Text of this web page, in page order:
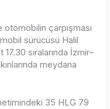
otomobilin çarpışması
sürücüsü Halil
sıralarında İzmir–
meydana
35 HLG 79